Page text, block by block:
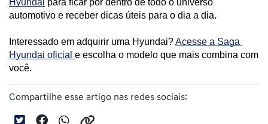
Hyundai para ficar por dentro de todo o universo
automotivo e receber dicas úteis para o dia a dia.
Interessado em adquirir uma Hyundai? Acesse a Saga
Hyundai oficial e escolha o modelo que mais combina com
você.
Compartilhe esse artigo nas redes sociais: